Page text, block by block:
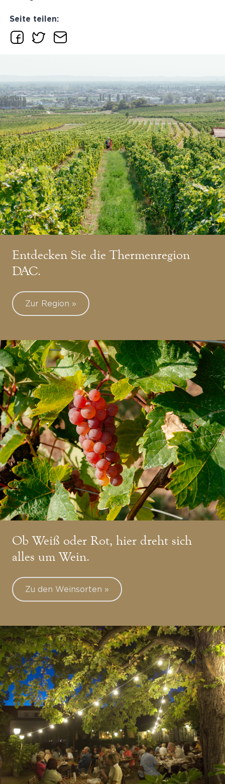
Seite teilen:
Entdecken Sie die Thermenregion
DAC.
Zur Region »
Ob Weiß oder Rot, hier dreht sich
alles um Wein.
Zu den Weinsorten »